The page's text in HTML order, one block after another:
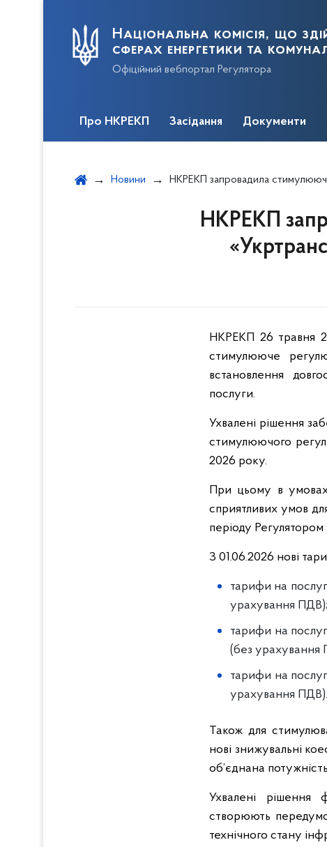
Національна комісія, що
сферах енергетики та
Офіційний вебпортал Регулятора
Про НКРЕКП Засідання Документи
Новини НКРЕКП запровадила стимулююче регулювання для АТ «Укртрансгаз» у сфері
НКРЕКП
НКРЕКП 26 травня
стимулююче
встановлення
послуги.
Ухвалені рішення
стимулюючого
2026 року.
При цьому в умовах
сприятливих умов
періоду
З 01.06.2026 нові
тарифи на
урахування ПДВ);
тарифи на
(без урахування
тарифи на
урахування ПДВ).
Також для
нові знижувальні
об’єднана
Ухвалені рішення
створюють
технічного стану